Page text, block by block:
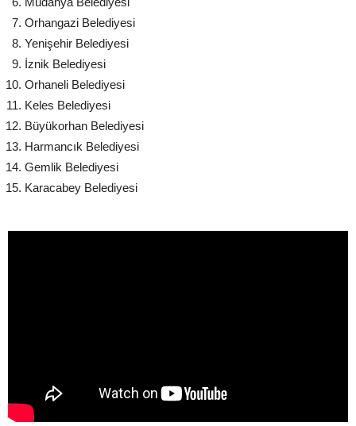
Orhangazi Belediyesi
Yenişehir Belediyesi
İznik Belediyesi
Orhaneli Belediyesi
Keles Belediyesi
Büyükorhan Belediyesi
Harmancık Belediyesi
Gemlik Belediyesi
Karacabey Belediyesi